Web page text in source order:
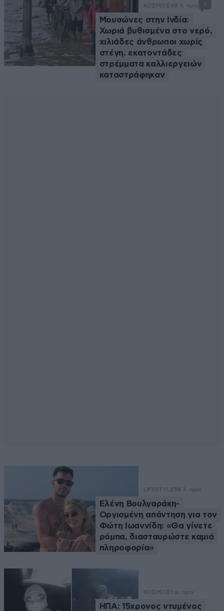
ΚΟΣΜΟΣ48 λ. πριν 1
Μουσώνες στην Ινδία:
Χωριά βυθισμένα στο νερό,
χιλιάδες άνθρωποι χωρίς
στέγη, εκατοντάδες
στρέμματα καλλιεργειών
καταστράφηκαν
LIFESTYLE58 λ. πριν
Ελένη Βουλγαράκη-
Οργισμένη απάντηση για τον
Φώτη Ιωαννίδη: «Θα γίνετε
ρόμπα, διασταυρώστε καμιά
πληροφορία»
ΚΟΣΜΟΣ 1 ω. πριν
ΗΠΑ: 15χρονος ντυμένος